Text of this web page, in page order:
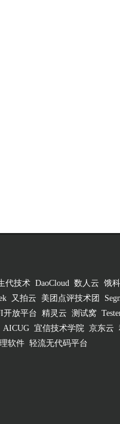
代技术 DaoCloud 数人云 饿
又拍云 美团点评技术团
开放平台 精灵云 测试窝
AICUG 宜信技术学院 京东云
软件 轻流无代码平台